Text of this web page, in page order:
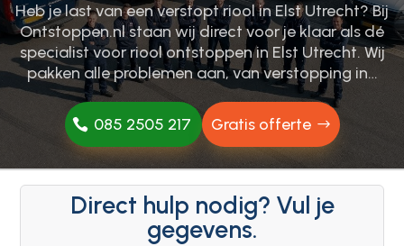
Heb je last van een verstopt riool in Elst Utrecht? Bij
Ontstoppen.​nl staan wij direct voor je klaar als dé
specialist voor riool ontstoppen in Elst Utrecht.​ Wij
pakken alle problemen aan, van verstopping in…
085 2505 217 Gratis offerte
Direct hulp nodig? Vul je
gegevens.